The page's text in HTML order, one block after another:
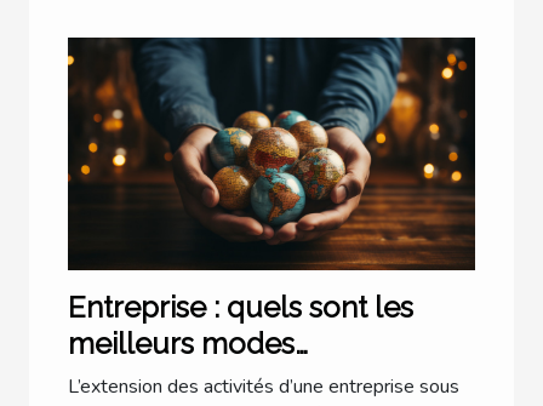
Entreprise : quels sont les
meilleurs modes
d’implantation à l’étranger ?
L’extension des activités d’une entreprise sous